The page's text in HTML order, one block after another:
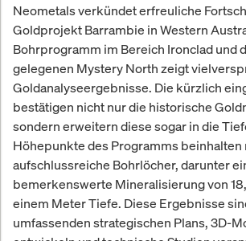
Neometals verkündet erfreuliche
Goldprojekt Barrambie in Western
Bohrprogramm im Bereich Ironclad und
gelegenen Mystery North zeigt
Goldanalyseergebnisse. Die kürzlich
bestätigen nicht nur die historische
sondern erweitern diese sogar in die
Höhepunkte des Programms beinhalten
aufschlussreiche Bohrlöcher, darunter
bemerkenswerte Mineralisierung von
einem Meter Tiefe. Diese Ergebnisse
umfassenden strategischen Plans, 3D-